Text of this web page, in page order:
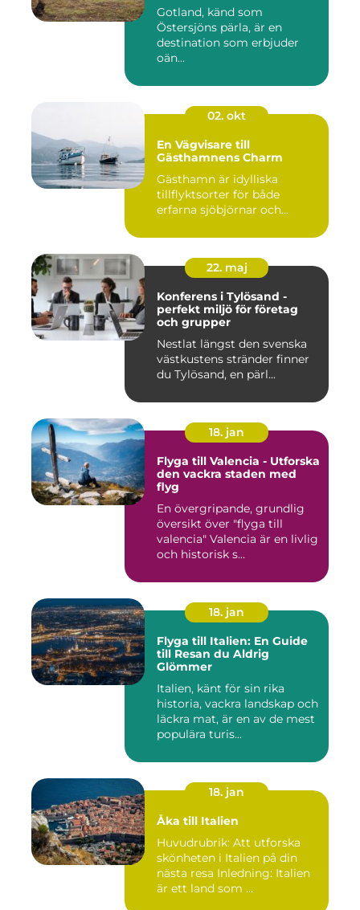
Gotland, känd som
Östersjöns pärla, är en
destination som erbjuder
oän...
02. okt
En Vägvisare till
Gästhamnens Charm
Gästhamn är idylliska
tillflyktsorter för både
erfarna sjöbjörnar och...
22. maj
Konferens i Tylösand -
perfekt miljö för företag
och grupper
Nestlat längst den svenska
västkustens stränder finner
du Tylösand, en pärl...
18. jan
Flyga till Valencia - Utforska
den vackra staden med
flyg
En övergripande, grundlig
översikt över "flyga till
valencia" Valencia är en livlig
och historisk s...
18. jan
Flyga till Italien: En Guide
till Resan du Aldrig
Glömmer
Italien, känt för sin rika
historia, vackra landskap och
läckra mat, är en av de mest
populära turis...
18. jan
Åka till Italien
Huvudrubrik: Att utforska
skönheten i Italien på din
nästa resa Inledning: Italien
är ett land som ...